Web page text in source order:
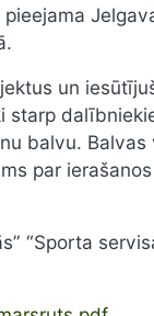
un
balvu.
par
“Sporta